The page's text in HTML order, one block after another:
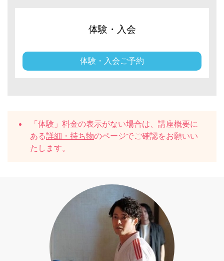
体験・入会
体験・入会ご予約
「体験」料金の表示がない場合は、講座概要に
ある詳細・持ち物のページでご確認をお願いい
たします。